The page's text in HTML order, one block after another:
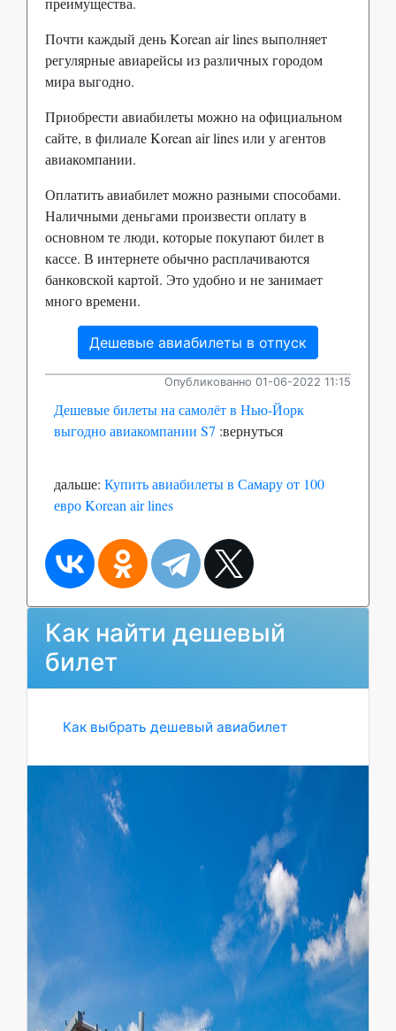
Почти каждый день Korean air lines выполняет
регулярные авиарейсы из различных городом
мира выгодно.
Приобрести авиабилеты можно на официальном
сайте, в филиале Korean air lines или у агентов
авиакомпании.
Оплатить авиабилет можно разными способами.
Наличными деньгами произвести оплату в
основном те люди, которые покупают билет в
кассе. В интернете обычно расплачиваются
банковской картой. Это удобно и не занимает
много времени.
Дешевые авиабилеты в отпуск
Опубликованно 01-06-2022 11:15
Дешевые билеты на самолёт в Нью-Йорк
выгодно авиакомпании S7 :вернуться
дальше: Купить авиабилеты в Самару от 100
евро Korean air lines
Как найти дешевый
билет
Как выбрать дешевый авиабилет